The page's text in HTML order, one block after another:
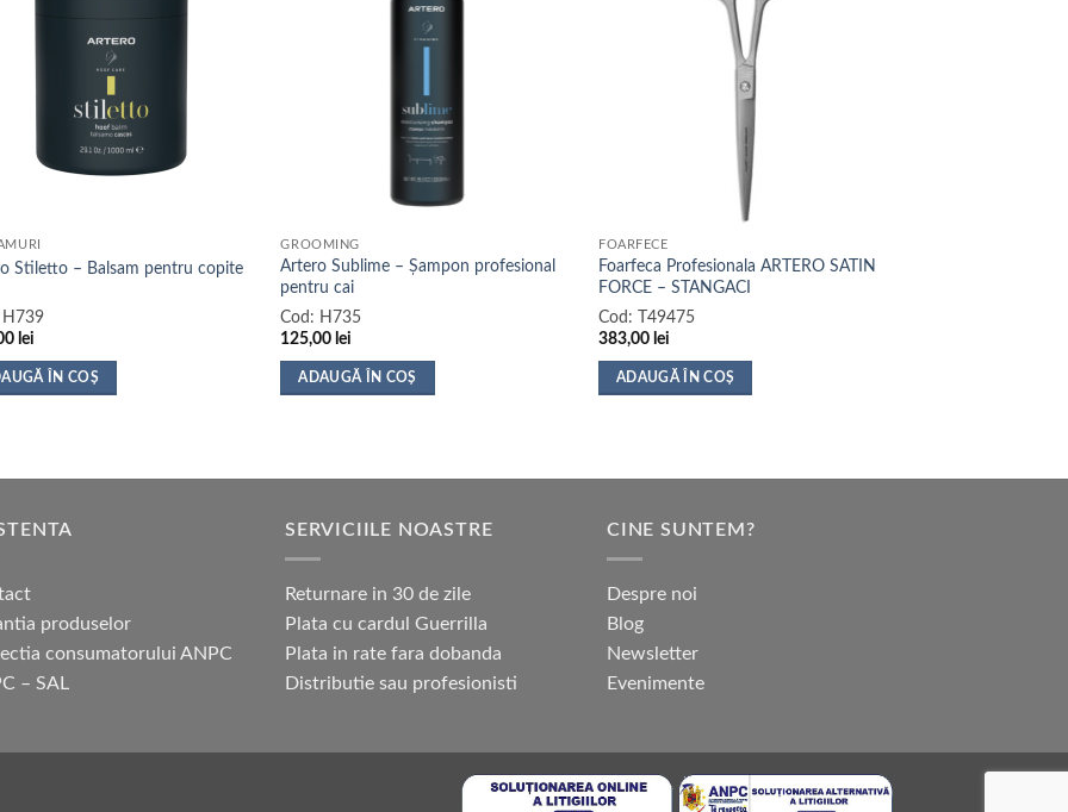
Stiletto – Balsam pentru copite
H739
lei
ÎN COȘ
GROOMING
Artero Sublime – Șampon profesional
pentru cai
Cod: H735
125,00 lei
ADAUGĂ ÎN COȘ
FOARFECE
Foarfeca Profesionala ARTERO SATIN
FORCE – STANGACI
Cod:T49475
383,00 lei
ADAUGĂ ÎN COȘ
produselor
consumatorului ANPC
– SAL
SERVICIILE NOASTRE
Returnare in 30 de zile
Plata cu cardul Guerrilla
Plata in rate fara dobanda
Distributie sau profesionisti
CINE SUNTEM?
Despre noi
Blog
Newsletter
Evenimente